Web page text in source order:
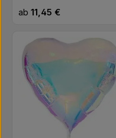
Regulärer Preis:
ab11,45 €